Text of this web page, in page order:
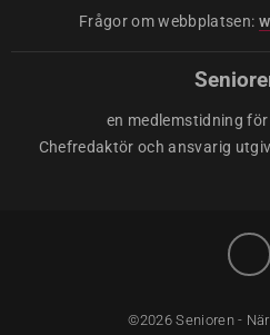
Frågor om webbplatsen:
en medlemstidning för
Chefredaktör och ansvarig
©2026 Senioren -